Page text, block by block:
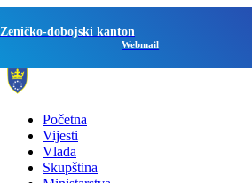
Zeničko-dobojski kanton
Webmail
Početna
Vijesti
Vlada
Skupština